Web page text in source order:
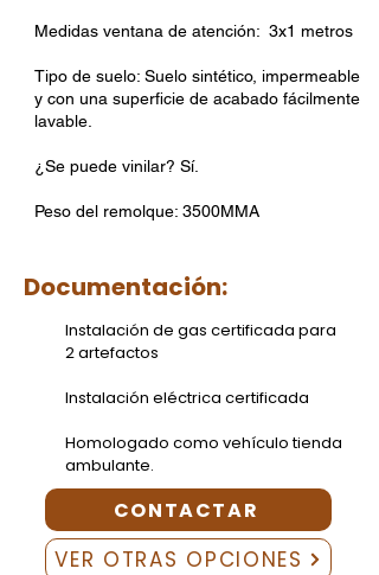
Medidas ventana de atención: 3x1 metros
Tipo de suelo: Suelo sintético, impermeable
y con una superficie de acabado fácilmente
lavable.
¿Se puede vinilar? Sí.
Peso del remolque: 3500MMA
Documentación:
Instalación de gas certificada para
2 artefactos
Instalación eléctrica certificada
Homologado como vehículo tienda
ambulante.
CONTACTAR
VER OTRAS OPCIONES